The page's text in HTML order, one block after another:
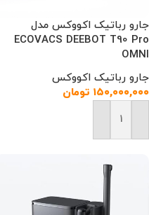
جارو رباتیک اکووکس مدل
ECOVACS DEEBOT T90 Pro
OMNI
جارو رباتیک اکووکس
۱۵۰,۰۰۰,۰۰۰ تومان
افزودن به سبد خرید